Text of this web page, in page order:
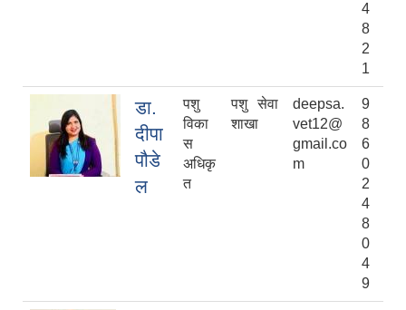
4
8
2
1
डा.
दीपा
पौडे
ल
पशु
विका
स
अधिकृ
त
पशु सेवा
शाखा
deepsa.
vet12@
gmail.co
m
9
8
6
0
2
4
8
0
4
9